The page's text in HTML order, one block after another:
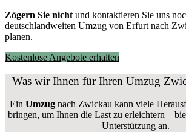
Zögern Sie nicht und kontaktieren Sie uns
deutschlandweiten Umzug von Erfurt nach
planen.
Kostenlose Angebote erhalten
Was wir Ihnen für Ihren Umzug
Ein Umzugnach Zwickau kann viele
bringen, um Ihnen die Last zu erleichtern –
Unterstützung an.